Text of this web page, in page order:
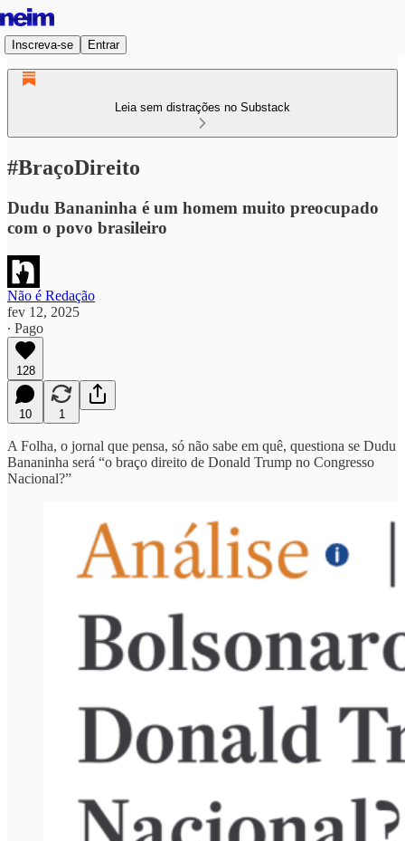
Inscreva-se Entrar
Leia sem distrações no Substack
#BraçoDireito
Dudu Bananinha é um homem muito preocupado
com o povo brasileiro
Não é Redação
fev 12, 2025
∙ Pago
128
10 1
A Folha, o jornal que pensa, só não sabe em quê, questiona se Dudu
Bananinha será “o braço direito de Donald Trump no Congresso
Nacional?”